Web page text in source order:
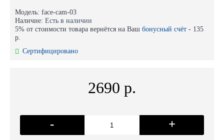
Модель: face-cam-03
Наличие: Есть в наличии
5% от стоимости товара вернётся на Ваш бонусный счёт - 135
р.
Сертифицировано
2690 р.
- +